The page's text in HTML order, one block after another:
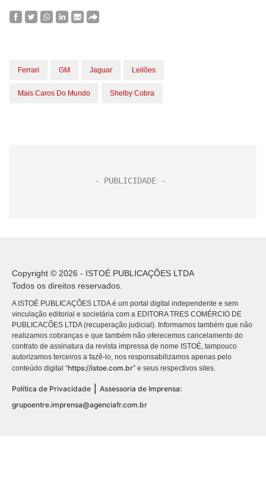
Ferrari GM Jaguar Leilões
Mais Caros Do Mundo Shelby Cobra
Copyright © 2026 - ISTOÉ PUBLICAÇÕES LTDA
Todos os direitos reservados.
A ISTOÉ PUBLICAÇÕES LTDA é um portal digital independente e sem
vinculação editorial e societária com a EDITORA TRES COMÉRCIO DE
PUBLICACÕES LTDA (recuperação judicial). Informamos também que não
realizamos cobranças e que também não oferecemos cancelamento do
contrato de assinatura da revista impressa de nome ISTOÉ, tampouco
autorizamos terceiros a fazê-lo, nos responsabilizamos apenas pelo
conteúdo digital “https://istoe.com.br” e seus respectivos sites.
Política de Privacidade
Assessoria de Imprensa:
grupoentre.imprensa@agenciafr.com.br